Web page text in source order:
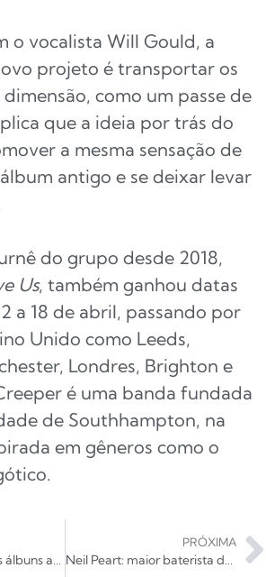
o vocalista Will Gould, a
projeto é transportar os
como um passe de
que a ideia por trás do
a mesma sensação de
antigo e se deixar levar
do grupo desde 2018,
Us, também ganhou datas
a 18 de abril, passando por
Unido como Leeds,
Londres, Brighton e
é uma banda fundada
de Southhampton, na
em gêneros como o
King Gizz solta dois álbuns ao vivo para arrecadar fundos contra incêndios na Austrália
PRÓXIMA
Neil Peart: maior baterista de todos os tempos morre aos 67 anos